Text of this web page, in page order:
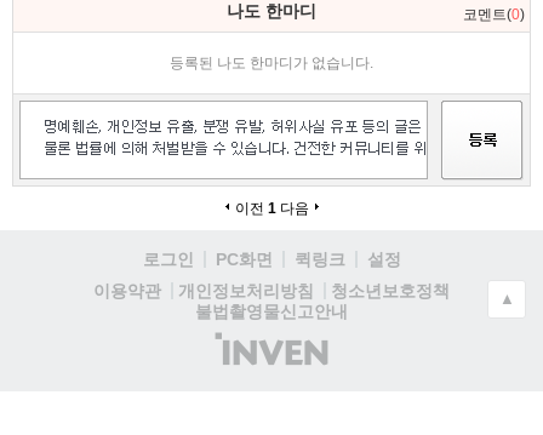
나도 한마디 코멘트(0)
등록된 나도 한마디가 없습니다.
이전 1 다음
로그인 PC화면 퀵링크
설정
이용약관
개인정보처리방침
청소년보호정책
불법촬영물신고안내
(주)
인
▲